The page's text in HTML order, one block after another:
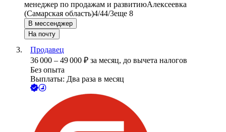
менеджер по продажам и развитиюАлексеевка
(Самарская область)4/44/3еще 8
В мессенджер
На почту
Продавец
36 000 – 49 000 ₽ за месяц, до вычета налогов
Без опыта
Выплаты: Два раза в месяц